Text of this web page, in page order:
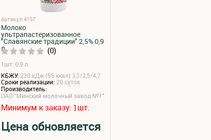
Артикул:4157
Молоко
ультрапастеризованное
"Славянские традиции" 2,5% 0,9
л (0)
1шт: 0,9 л.
КБЖУ: 230 кДж (55 ккал) 3,1/2,5/4,7
Сроки реализации:20 суток
Производитель:
ОАО "Минский молочный завод №1"
Минимум к заказу: 1шт.
Цена обновляется